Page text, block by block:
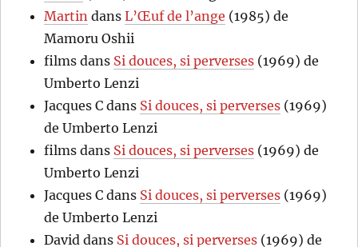
Martin dansL’Œuf de l’ange (1985) de
Mamoru Oshii
films dans Si douces, si perverses (1969) de
Umberto Lenzi
Jacques C dans Si douces, si perverses (1969)
de Umberto Lenzi
films dans Si douces, si perverses (1969) de
Umberto Lenzi
Jacques C dans Si douces, si perverses (1969)
de Umberto Lenzi
David dans Si douces, si perverses (1969) de